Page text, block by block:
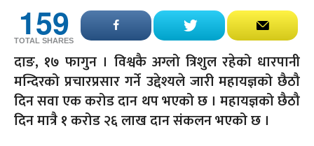
159
TOTAL SHARES
दाङ, १७ फागुन । विश्वकै अग्लो त्रिशुल रहेको धारपानी
मन्दिरको प्रचारप्रसार गर्ने उद्देश्यले जारी महायज्ञको छैठौ
दिन सवा एक करोड दान थप भएको छ । महायज्ञको छैठौ
दिन मात्रै १ करोड २६ लाख दान संकलन भएको छ ।